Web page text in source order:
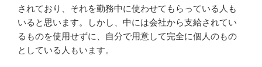
されており、それを勤務中に使わせてもらっている人も
いると思います。しかし、中には会社から支給されてい
るものを使用せずに、自分で用意して完全に個人のもの
としている人もいます。